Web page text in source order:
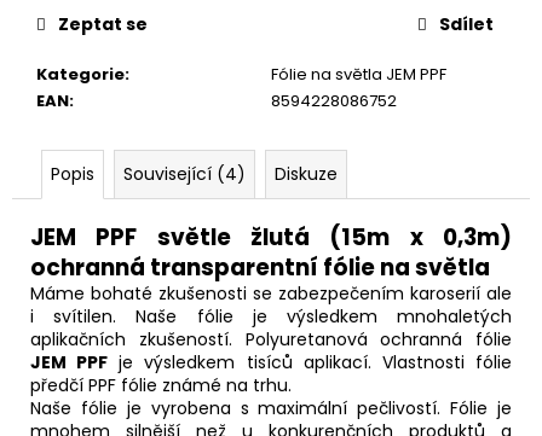
Kategorie:
Fólie na světla JEM PPF
EAN: 8594228086752
Zeptat se Sdílet
Popis Související (4) Diskuze
JEM PPF světle žlutá (15m x 0,3m)
ochranná transparentní fólie na světla
Máme bohaté zkušenosti se zabezpečením karoserií ale
i svítilen. Naše fólie je výsledkem mnohaletých
aplikačních zkušeností. Polyuretanová ochranná fólie
JEM PPF je výsledkem tisíců aplikací. Vlastnosti fólie
předčí PPF fólie známé na trhu.
Naše fólie je vyrobena s maximální pečlivostí. Fólie je
mnohem silnější než u konkurenčních produktů a
m